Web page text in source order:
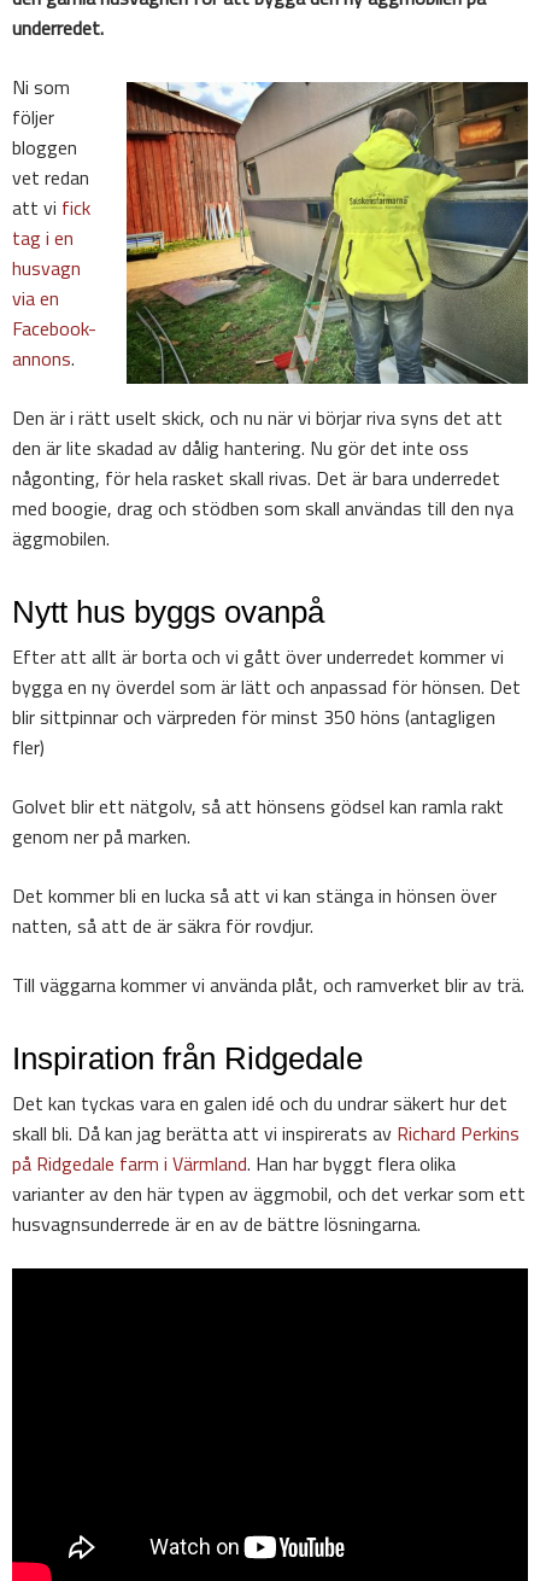
underredet.
Ni som
följer
bloggen
vet redan
att vi fick
tag i en
husvagn
via en
Facebook-
annons.
Den är i rätt uselt skick, och nu när vi börjar riva syns det att
den är lite skadad av dålig hantering. Nu gör det inte oss
någonting, för hela rasket skall rivas. Det är bara underredet
med boogie, drag och stödben som skall användas till den nya
äggmobilen.
Nytt hus byggs ovanpå
Efter att allt är borta och vi gått över underredet kommer vi
bygga en ny överdel som är lätt och anpassad för hönsen. Det
blir sittpinnar och värpreden för minst 350 höns (antagligen
fler)
Golvet blir ett nätgolv, så att hönsens gödsel kan ramla rakt
genom ner på marken.
Det kommer bli en lucka så att vi kan stänga in hönsen över
natten, så att de är säkra för rovdjur.
Till väggarna kommer vi använda plåt, och ramverket blir av trä.
Inspiration från Ridgedale
Det kan tyckas vara en galen idé och du undrar säkert hur det
skall bli. Då kan jag berätta att vi inspirerats av Richard Perkins
på Ridgedale farm i Värmland. Han har byggt flera olika
varianter av den här typen av äggmobil, och det verkar som ett
husvagnsunderrede är en av de bättre lösningarna.